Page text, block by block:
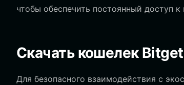
чтобы обеспечить постоянный доступ
Скачать кошелек
Для безопасного взаимодействия с